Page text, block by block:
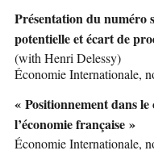
Présentation du numéro
potentielle et écart de
(with Henri Delessy)
Économie Internationale,
« Positionnement dans
l’économie française »
Économie Internationale,